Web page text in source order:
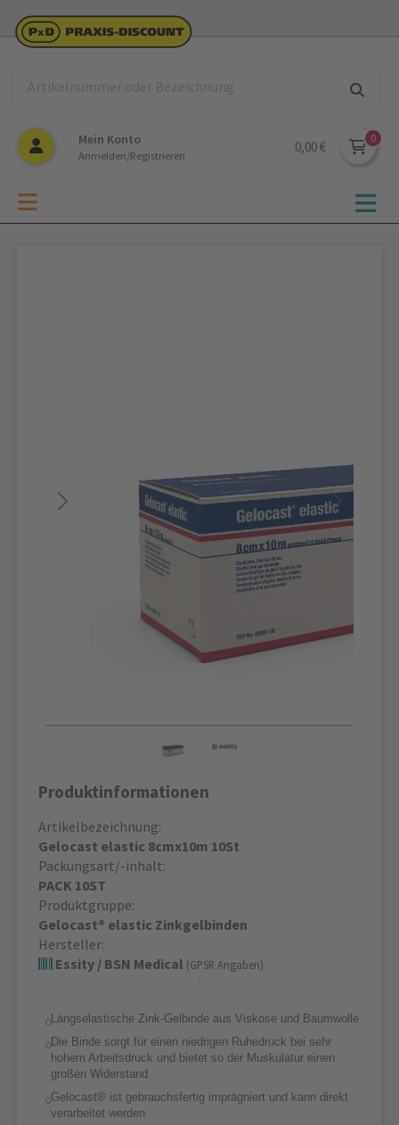
Mein Konto
Anmelden/Registrieren
0,00 €
Produktinformationen
Artikelbezeichnung:
Gelocast elastic 8cmx10m 10St
Packungsart/-inhalt:
PACK 10ST
Produktgruppe:
Gelocast® elastic Zinkgelbinden
Hersteller:
Essity / BSN Medical (GPSR Angaben)
Längselastische Zink-Gelbinde aus Viskose und Baumwolle
Die Binde sorgt für einen niedrigen Ruhedruck bei sehr
hohem Arbeitsdruck und bietet so der Muskulatur einen
großen Widerstand
Gelocast® ist gebrauchsfertig imprägniert und kann direkt
verarbeitet werden